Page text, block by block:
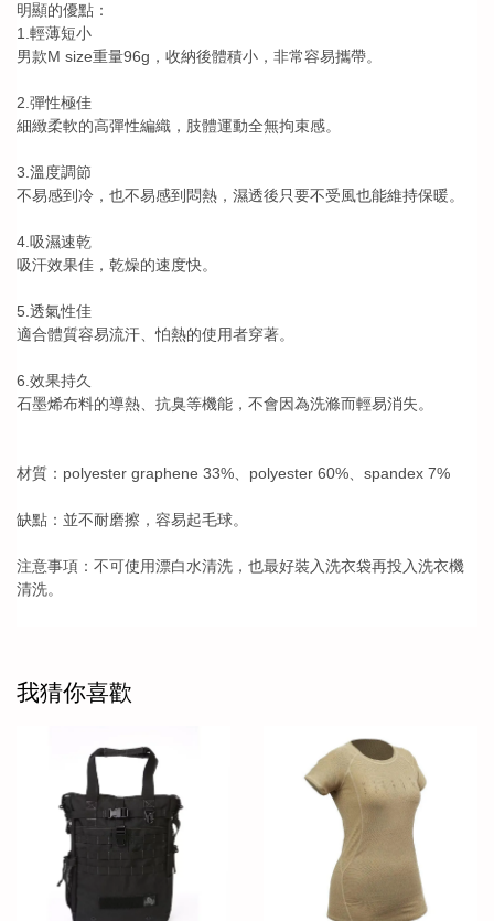
明顯的優點：
1.輕薄短小
男款M size重量96g，收納後體積小，非常容易攜帶。
2.彈性極佳
細緻柔軟的高彈性編織，肢體運動全無拘束感。
3.溫度調節
不易感到冷，也不易感到悶熱，濕透後只要不受風也能維持保暖。
4.吸濕速乾
吸汗效果佳，乾燥的速度快。
5.透氣性佳
適合體質容易流汗、怕熱的使用者穿著。
6.效果持久
石墨烯布料的導熱、抗臭等機能，不會因為洗滌而輕易消失。
材質：polyester graphene 33%、polyester 60%、spandex 7%
缺點：並不耐磨擦，容易起毛球。
注意事項：不可使用漂白水清洗，也最好裝入洗衣袋再投入洗衣機
清洗。
我猜你喜歡